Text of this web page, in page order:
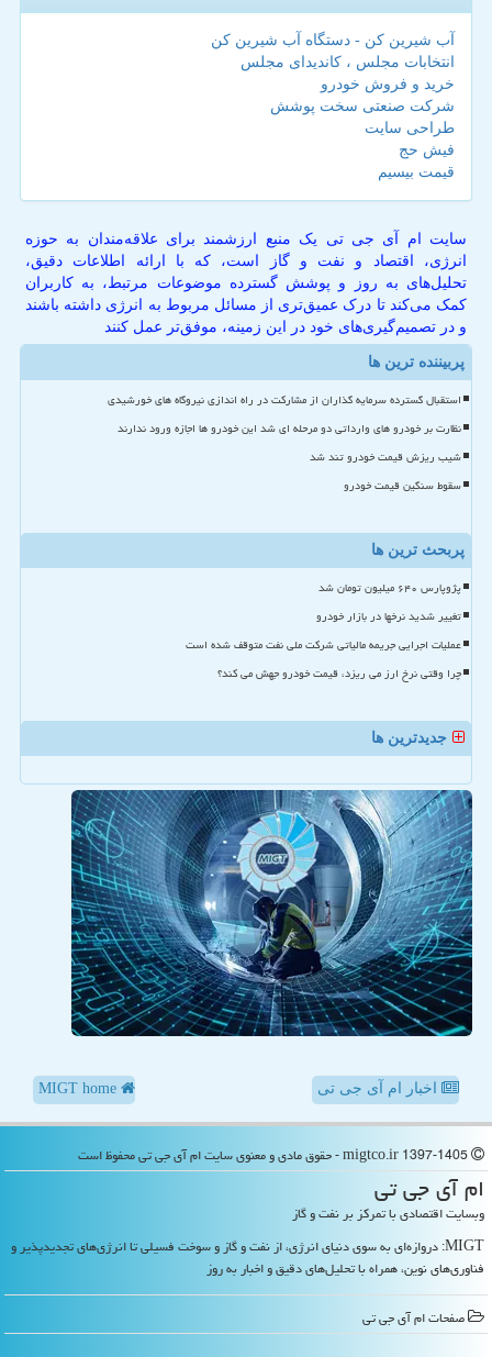
آب شیرین کن - دستگاه آب شیرین کن
انتخابات مجلس ، کاندیدای مجلس
خرید و فروش خودرو
شرکت صنعتی سخت پوشش
طراحی سایت
فیش حج
قیمت بیسیم
سایت ام آی جی تی یک منبع ارزشمند برای علاقه‌مندان به حوزه
انرژی، اقتصاد و نفت و گاز است، که با ارائه اطلاعات دقیق،
تحلیل‌های به روز و پوشش گسترده موضوعات مرتبط، به کاربران
کمک می‌کند تا درک عمیق‌تری از مسائل مربوط به انرژی داشته باشند
و در تصمیم‌گیری‌های خود در این زمینه، موفق‌تر عمل کنند
پربیننده ترین ها
استقبال گسترده سرمایه گذاران از مشارکت در راه اندازی نیروگاه های خورشیدی
نظارت بر خودرو های وارداتی دو مرحله ای شد این خودرو ها اجازه ورود ندارند
شیب ریزش قیمت خودرو تند شد
سقوط سنگین قیمت خودرو
پربحث ترین ها
پژوپارس ۶۴۰ میلیون تومان شد
تغییر شدید نرخها در بازار خودرو
عملیات اجرایی جریمه مالیاتی شرکت ملی نفت متوقف شده است
چرا وقتی نرخ ارز می ریزد، قیمت خودرو جهش می کند؟
جدیدترین ها
اخبار ام آی جی تی
ام آی جی تی
وبسایت اقتصادی با تمرکز بر نفت و گاز
MIGT: دروازه‌ای به سوی دنیای انرژی، از نفت و گاز و سوخت فسیلی تا انرژی‌های تجدیدپذیر و
فناوری‌های نوین، همراه با تحلیل‌های دقیق و اخبار به روز
صفحات ام آی جی تی